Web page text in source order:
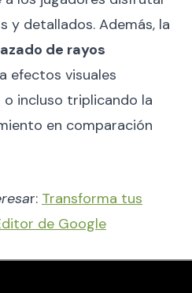
y detallados. Además, la
de rayos
efectos visuales
incluso triplicando la
en comparación
r: Transforma tus
de Google